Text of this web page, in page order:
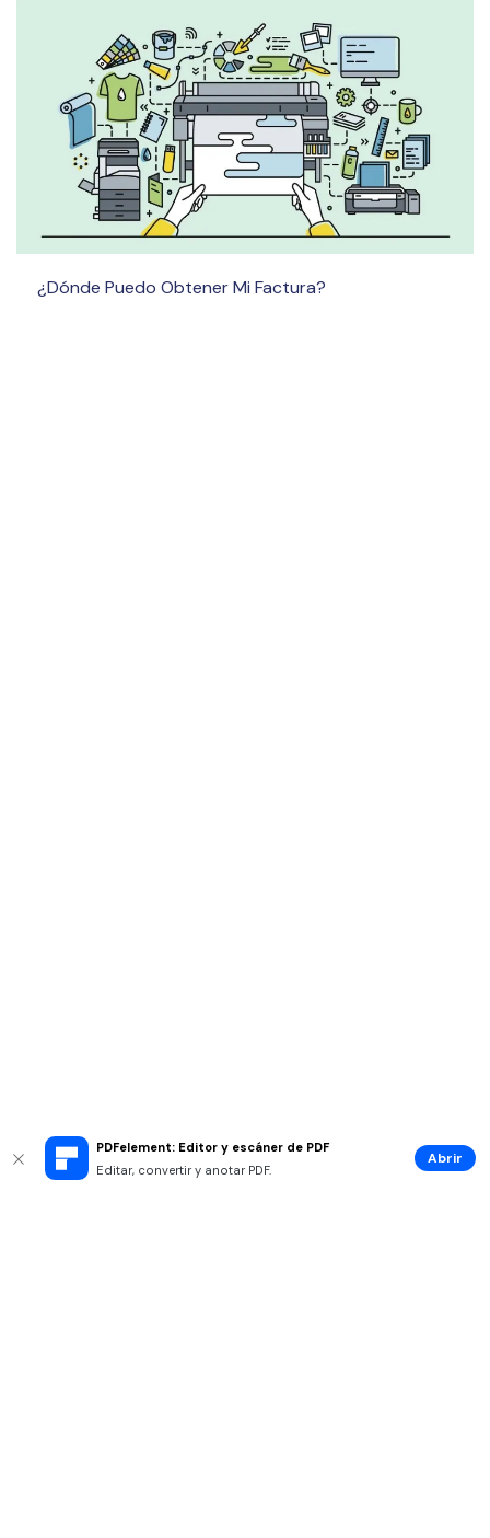
PDFelement: Editor y escáner de PDF
Editar, convertir y anotar PDF.
Abrir
¿Dónde Puedo Obtener Mi Factura?